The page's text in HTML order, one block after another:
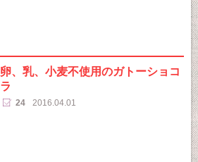
卵、乳、小麦不使用のガトーショコ
ラ
24 2016.04.01